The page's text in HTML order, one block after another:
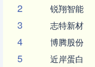
2 锐翔智能
3 志特新材
4 博腾股份
5 近岸蛋白